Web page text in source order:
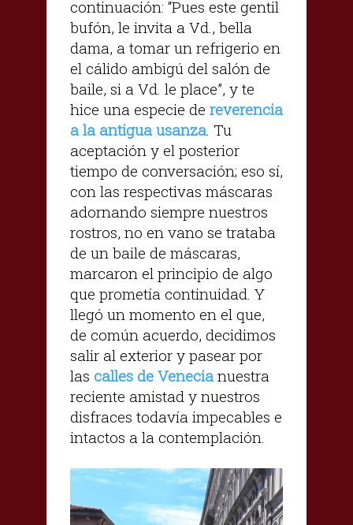
continuación: “Pues este gentil
bufón, le invita a Vd., bella
dama, a tomar un refrigerio en
el cálido ambigú del salón de
baile, si a Vd. le place”, y te
hice una especie de reverencia
a la antigua usanza. Tu
aceptación y el posterior
tiempo de conversación; eso sí,
con las respectivas máscaras
adornando siempre nuestros
rostros, no en vano se trataba
de un baile de máscaras,
marcaron el principio de algo
que prometía continuidad. Y
llegó un momento en el que,
de común acuerdo, decidimos
salir al exterior y pasear por
las calles de Venecia nuestra
reciente amistad y nuestros
disfraces todavía impecables e
intactos a la contemplación.